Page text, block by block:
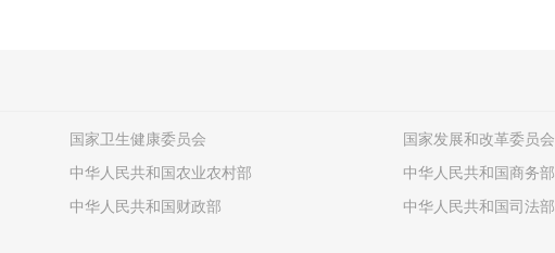
国家卫生健康委员会 国家发展和改革委员会
中华人民共和国农业农村部 中华人民共和国商务部
中华人民共和国财政部 中华人民共和国司法部